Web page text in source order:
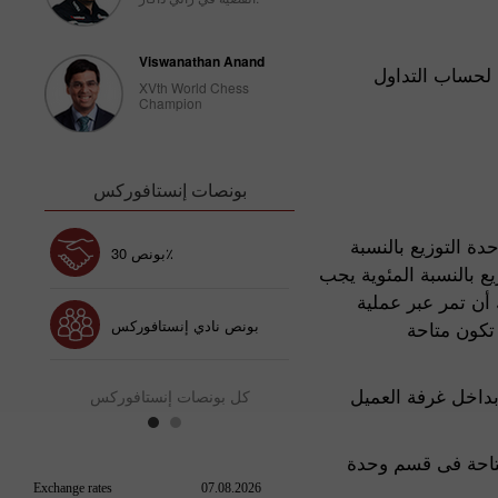
التداول
بالنسبة
المئوية يجب
تمر عبر عملية
متاحة
غرفة العميل
فى قسم وحدة
Viswanathan Anand
XVth World Chess
Champion
بونصات إنستافوركس
بونص 30٪
بونص نادي إنستافوركس
إيداع الحظ
كل بونصات إنستافوركس